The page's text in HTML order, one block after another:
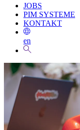
JOBS
PIM SYSTEME
KONTAKT
en